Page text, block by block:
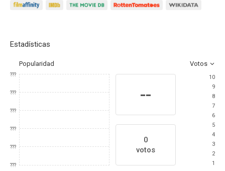
Estadísticas
Popularidad Votos
???
???
???
???
???
???
--
0
votos
10
9
8
7
6
5
4
3
2
1